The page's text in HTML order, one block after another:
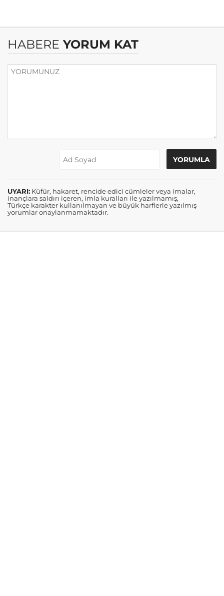
HABERE YORUM KAT
UYARI: Küfür, hakaret, rencide edici cümleler veya imalar,
inançlara saldırı içeren, imla kuralları ile yazılmamış,
Türkçe karakter kullanılmayan ve büyük harflerle yazılmış
yorumlar onaylanmamaktadır.